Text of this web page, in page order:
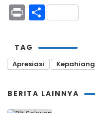
PrintShare
TAG
Apresiasi Kepahiang
BERITA LAINNYA